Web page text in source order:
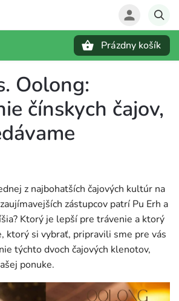
Prázdny košík
Oolong:
čínskych čajov,
z najbohatších čajových kultúr na
zástupcov patrí Pu Erh a
Ktorý je lepší pre trávenie a ktorý
ktorý si vybrať, pripravili sme pre vás
týchto dvoch čajových klenotov,
ponuke.